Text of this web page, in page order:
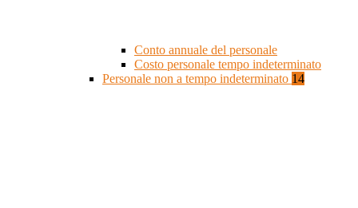
Conto annuale del personale
Costo personale tempo indeterminato
Personale non a tempo indeterminato 14